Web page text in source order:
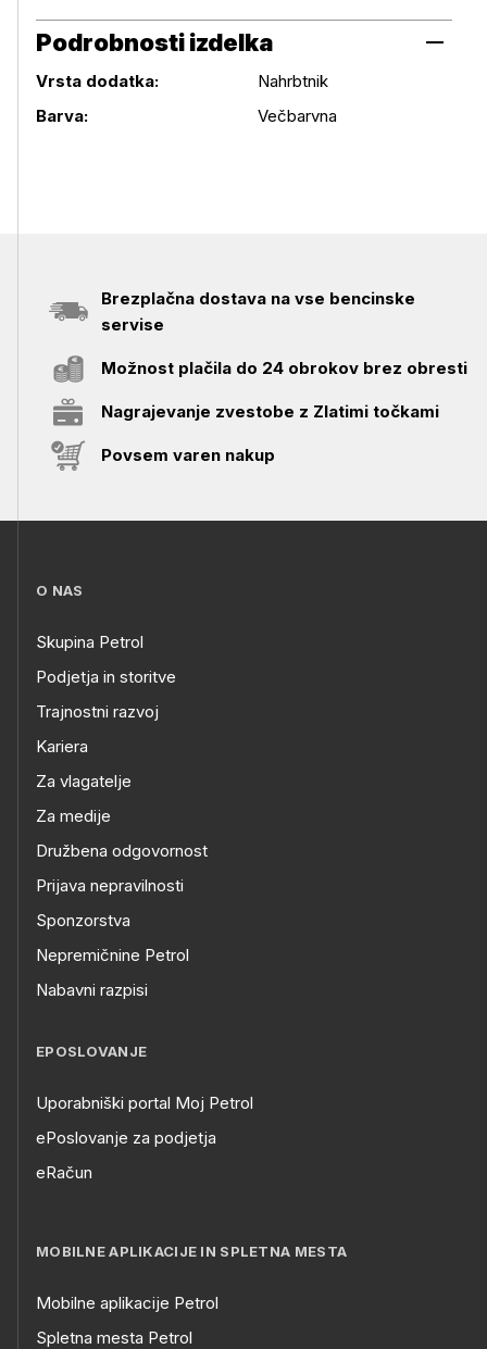
Podrobnosti izdelka
Vrsta dodatka:
Nahrbtnik
Barva:
Večbarvna
Brezplačna dostava na vse bencinske
servise
Možnost plačila do 24 obrokov brez obresti
Nagrajevanje zvestobe z Zlatimi točkami
Povsem varen nakup
O NAS
Skupina Petrol
Podjetja in storitve
Trajnostni razvoj
Kariera
Za vlagatelje
Za medije
Družbena odgovornost
Prijava nepravilnosti
Sponzorstva
Nepremičnine Petrol
Nabavni razpisi
EPOSLOVANJE
Uporabniški portal Moj Petrol
ePoslovanje za podjetja
eRačun
MOBILNE APLIKACIJE IN SPLETNA MESTA
Mobilne aplikacije Petrol
Spletna mesta Petrol